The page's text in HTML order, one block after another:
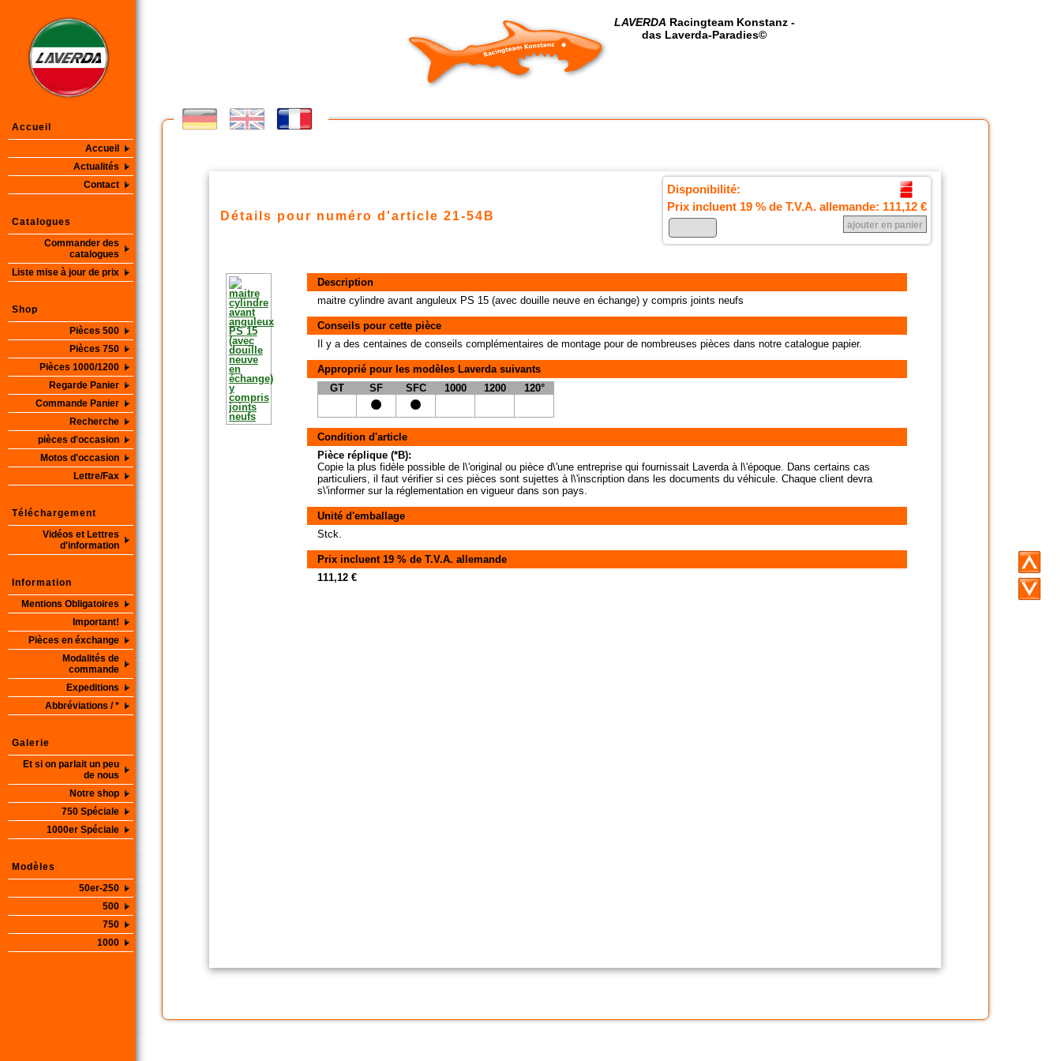
Accueil
Accueil
Actualités
Contact
Catalogues
Commander des
catalogues
Liste mise à jour de prix
Shop
Pièces 500
Pièces 750
Pièces 1000/1200
Regarde Panier
Commande Panier
Recherche
pièces d'occasion
Motos d'occasion
Lettre/Fax
Téléchargement
Vidéos et Lettres
d'information
Information
Mentions Obligatoires
Important!
Pièces en éxchange
Modalités de
commande
Expeditions
Abbréviations / *
Galerie
Et si on parlait un peu
de nous
Notre shop
750 Spéciale
1000er Spéciale
Modèles
50er-250
500
750
1000
LAVERDA Racingteam Konstanz -
das Laverda-Paradies©
Disponibilité:
Prix incluent 19 % de T.V.A. allemande: 111,12 €
Détails pour numéro d'article 21-54B
Description
maitre cylindre avant anguleux PS 15 (avec douille neuve en échange) y compris joints neufs
Conseils pour cette pièce
Il y a des centaines de conseils complémentaires de montage pour de nombreuses pièces dans notre catalogue papier.
Approprié pour les modèles Laverda suivants
GT
SF SFC 1000 1200 120°
Condition d'article
Pièce réplique (*B):
Copie la plus fidèle possible de l\'original ou pièce d\'une entreprise qui fournissait Laverda à l\'époque. Dans certains cas
particuliers, il faut vérifier si ces pièces sont sujettes à l\'inscription dans les documents du véhicule. Chaque client devra
s\'informer sur la réglementation en vigueur dans son pays.
Unité d'emballage
Stck.
Prix incluent 19 % de T.V.A. allemande
111,12 €